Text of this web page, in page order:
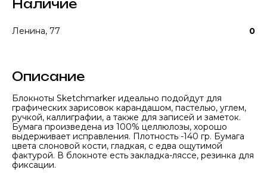
Наличие
Ленина, 77 0
Описание
Блокноты Sketchmarker идеально подойдут для
графических зарисовок карандашом, пастелью, углем,
ручкой, каллиграфии, а также для записей и заметок.
Бумага произведена из 100% целлюлозы, хорошо
выдерживает исправления. Плотность -140 гр. Бумага
цвета слоновой кости, гладкая, с едва ощутимой
фактурой. В блокноте есть закладка-ляссе, резинка для
фиксации.